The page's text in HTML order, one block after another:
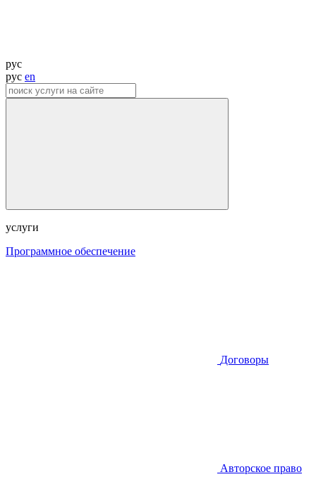
рус
рус en
услуги
Программное обеспечение
Договоры
Авторское право